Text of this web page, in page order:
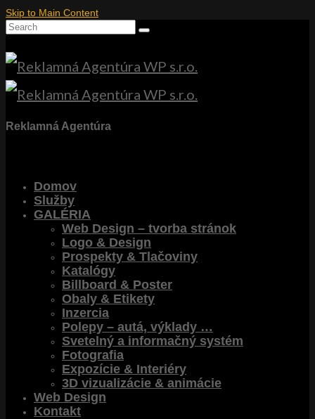
Skip to Main Content
Search
Reklamná Agentúra
Domov
Služby
GALÉRIA
Web Design – tvorba stránok
Logo & Design
Prospekty & Tlačoviny
Katalógy
Billboard & Poster
Obaly & Etikety
Inzercia
Polepy – autá, výklady …
Svetelný a informačný systém
Fotografia
Expozície & Interiéry
3D vizualizácie & animácie
Web Design
Kontakt